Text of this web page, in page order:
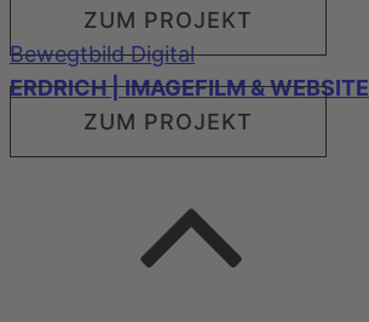
ZUM PROJEKT
Bewegtbild Digital
ERDRICH | IMAGEFILM & WEBSITE
ZUM PROJEKT